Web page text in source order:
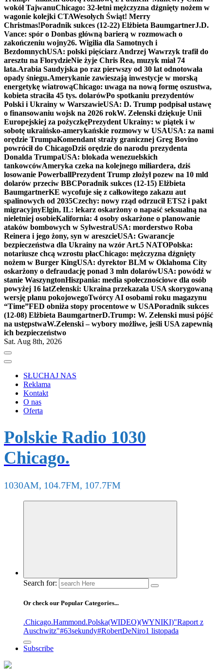
wokół TajwanuChicago: 32-letni mężczyzna dźgnięty nożem w
wagonie kolejki CTAWesołych Świąt! Merry
Christmas!Poradnik sukces (12-22) Elżbieta BaumgartnerJ.D.
Vance: spór o Donbas główną barierą w rozmowach o
zakończeniu wojny26. Wigilia dla Samotnych i
BezdomnychUSA: polski pięściarz Andrzej Wawrzyk trafił do
aresztu na FlorydzieNie żyje Chris Rea, muzyk miał 74
lata.Arabia Saudyjska po raz pierwszy od 30 lat odnotowała
opady śniegu.Amerykanie zawieszają inwestycje w morską
energetykę wiatrowąChicago: uwaga na nową formę oszustwa,
kobieta straciła 45 tys. dolarówPo spotkaniu prezydentów
Polski i Ukrainy w WarszawieUSA: D. Trump podpisał ustawę
o finansowaniu wojsk na 2026 rokW. Zełenski dziękuje Unii
Europejskiej za pożyczkęPrezydent Ukrainy: w piątek i w
sobotę ukraińsko-amerykańskie rozmowy w USAUSA: za nami
orędzie TrumpaKomendant straży granicznej Greg Bovino
powrócił do ChicagoDziś orędzie do narodu prezydenta
Donalda TrumpaUSA: blokada wenezuelskich
tankowcówAmeryka czeka na kolejnego miliardera, dziś
losowanie PowerballPrezydent Trump złożył pozew na 10 mld
dolarów przeciw BBCPoradnik sukces (12-15) Elżbieta
BaumgartnerKE wycofuje się z całkowitego zakazu aut
spalinowych od 2035Czechy: nowy rząd odrzucił ETS2 i pakt
migracyjnyElgin, IL: lekarz oskarżony o napaść seksualną na
nieletniej osobieKalifornia: 4 osoby oskarżone o planowanie
ataków bombowych w SylwestraUSA: morderstwo Roba
Reinera i jego żony, syn w areszcieUSA: Gwarancje
bezpieczeństwa dla Ukrainy na wzór Art.5 NATOPolska:
notariusze chcą wzrostu płacChicago: mężczyzna dźgnięty
nożem w Burger KingUSA: dyrektor BLM w Oklahoma City
oskarżony o defraudację ponad 3 mln dolarówUSA: powódź w
stanie WaszyngtonHiszpania: media społecznościowe dla osób
powyżej 16 latZełenski: Ukraina przekazała USA skorygowaną
wersję planu pokojowegoTwórcy AI osobami roku magazynu
“Time”FED obniża stopy procentowe w USAPoradnik sukces
(12-08) Elżbieta BaumgartnerD.Trump: W. Zełenski musi pójść
na ustępstwaW.Zełenski – wybory możliwe, jeśli USA zapewnią
ich bezpieczeństwo
Sat. Aug 8th, 2026
SŁUCHAJ NAS
Reklama
Kontakt
O nas
Oferta
Polskie Radio 1030
Chicago.
1030AM, 104.7FM, 107.7FM
Search for:
Or check our Popular Categories...
.Chicago.Hammond.Polska(WIDEO)(WYNIKI)"Raport z
Auschwitz"#63sekundy#RobertDeNiro1 listopada
Subscribe